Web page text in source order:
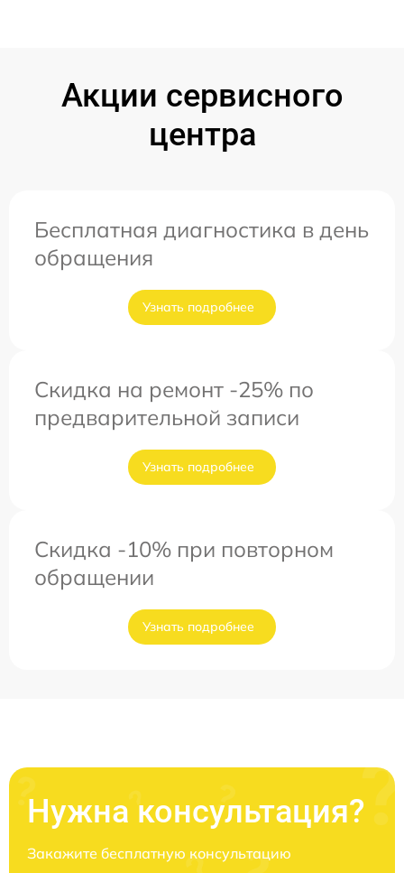
Акции сервисного
центра
Бесплатная диагностика в день
обращения
Узнать подробнее
Скидка на ремонт -25% по
предварительной записи
Узнать подробнее
Скидка -10% при повторном
обращении
Узнать подробнее
Нужна консультация?
Закажите бесплатную консультацию